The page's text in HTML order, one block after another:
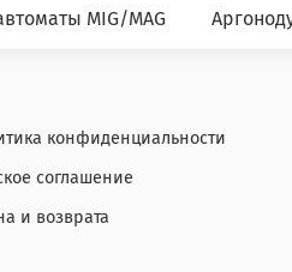
MIG/MAG
конфиденциальности
соглашение
и возврата